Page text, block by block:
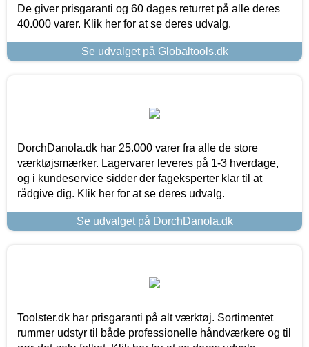
De giver prisgaranti og 60 dages returret på alle deres
40.000 varer. Klik her for at se deres udvalg.
Se udvalget på Globaltools.dk
DorchDanola.dk har 25.000 varer fra alle de store
værktøjsmærker. Lagervarer leveres på 1-3 hverdage,
og i kundeservice sidder der fageksperter klar til at
rådgive dig. Klik her for at se deres udvalg.
Se udvalget på DorchDanola.dk
Toolster.dk har prisgaranti på alt værktøj. Sortimentet
rummer udstyr til både professionelle håndværkere og til